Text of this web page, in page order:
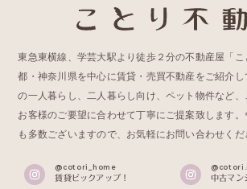
東急東横線、学芸大駅より徒歩２分の不動産屋「
都・神奈川県を中心に賃貸・売買不動産をご紹介
の一人暮らし、二人暮らし向け、ペット物件など、
お客様のご要望に合わせて丁寧にご提案致します
も多数ございますので、お気軽にお問い合わせくだ
@cotori_home
賃貸ピックアップ！
中古マン